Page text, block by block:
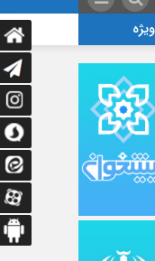
انتقام خون قائد شهید